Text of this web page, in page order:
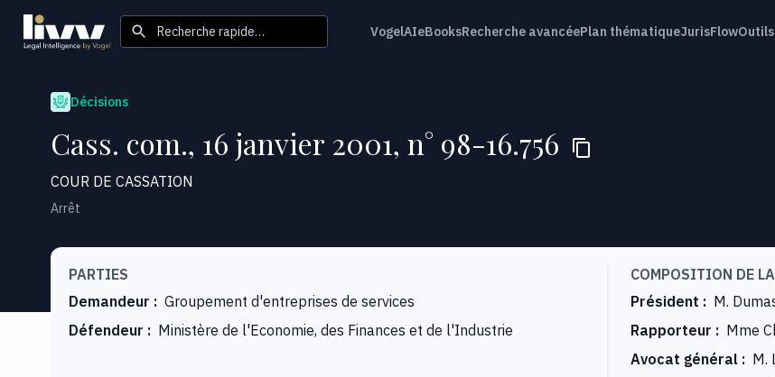
Recherche rapide… VogelAIeBooksRecherche avancéePlan thématiqueJurisFlowOutils
Décisions
Cass. com., 16 janvier 2001, n° 98-16.756
COUR DE CASSATION
Arrêt
PARTIES
Demandeur : Groupement d'entreprises de services
Défendeur : Ministère de l'Economie, des Finances et de l'Industrie
COMPOSITION DE
Président : M.
Rapporteur : Mme
Avocat général : M.